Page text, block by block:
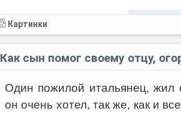
Картинки
Как сын помог своему отцу,
Один пожилой итальянец, жил
он очень хотел, так же, как и